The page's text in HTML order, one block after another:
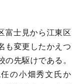
富士見から江東区
も変更したかえつ
先駆けである。
の小畑秀文氏か